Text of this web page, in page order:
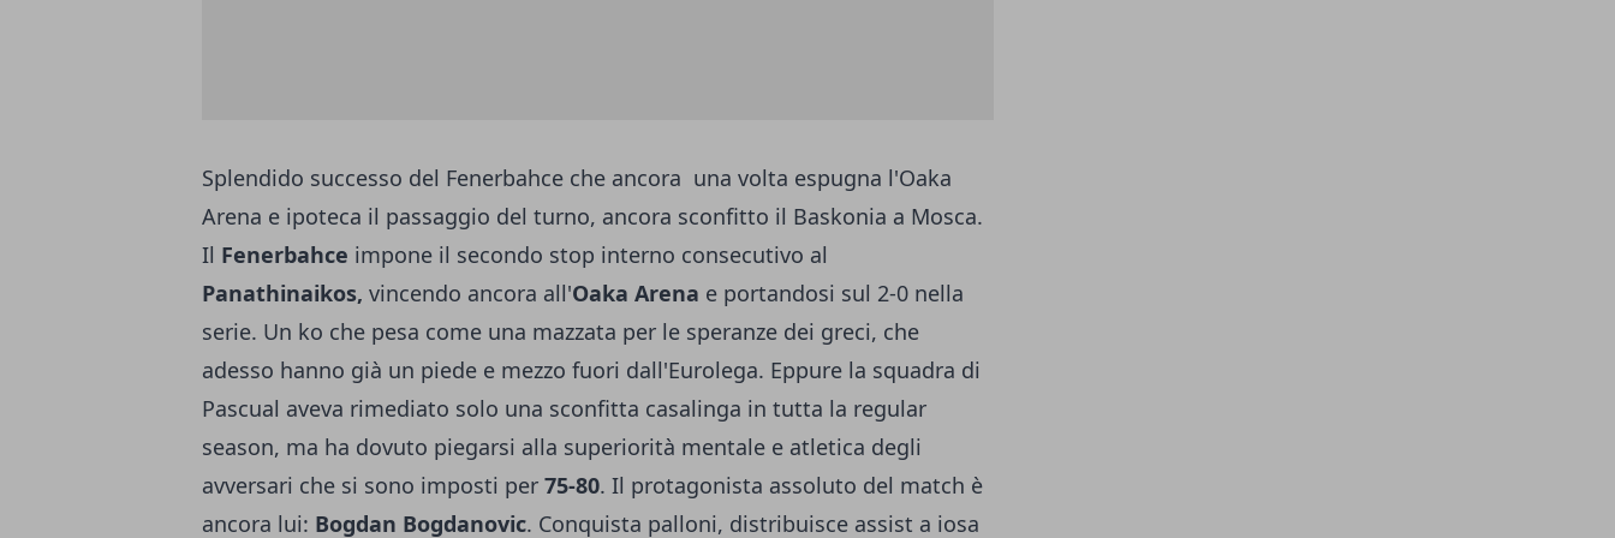
Splendido successo del Fenerbahce che ancora una volta espugna l'Oaka
Arena e ipoteca il passaggio del turno, ancora sconfitto il Baskonia a Mosca.
Il Fenerbahce impone il secondo stop interno consecutivo al
Panathinaikos, vincendo ancora all'Oaka Arena e portandosi sul 2-0 nella
serie. Un ko che pesa come una mazzata per le speranze dei greci, che
adesso hanno già un piede e mezzo fuori dall'Eurolega. Eppure la squadra di
Pascual aveva rimediato solo una sconfitta casalinga in tutta la regular
season, ma ha dovuto piegarsi alla superiorità mentale e atletica degli
avversari che si sono imposti per 75-80. Il protagonista assoluto del match è
ancora lui: Bogdan Bogdanovic. Conquista palloni, distribuisce assist a iosa